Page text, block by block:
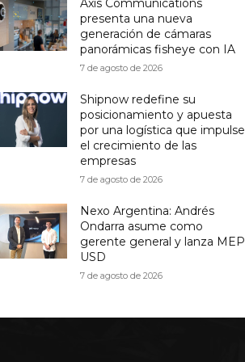
Axis Communications
presenta una nueva
generación de cámaras
panorámicas fisheye con IA
7 de agosto de 2026
Shipnow redefine su
posicionamiento y apuesta
por una logística que impulse
el crecimiento de las
empresas
7 de agosto de 2026
Nexo Argentina: Andrés
Ondarra asume como
gerente general y lanza MEP
USD
7 de agosto de 2026